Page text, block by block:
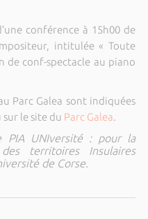
conférence à 15h00 de
intitulée « Toute
de conf-spectacle au piano
Parc Galea sont indiquées
le site du Parc Galea.
PIA UNIversité : pour la
territoires Insulaires
de Corse.